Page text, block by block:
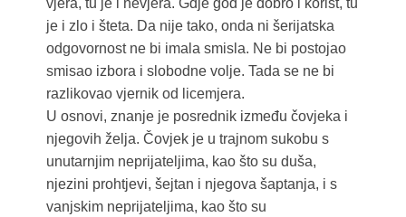
vjera, tu je i nevjera. Gdje god je dobro i korist, tu
je i zlo i šteta. Da nije tako, onda ni šerijatska
odgovornost ne bi imala smisla. Ne bi postojao
smisao izbora i slobodne volje. Tada se ne bi
razlikovao vjernik od licemjera.
U osnovi, znanje je posrednik između čovjeka i
njegovih želja. Čovjek je u trajnom sukobu s
unutarnjim neprijateljima, kao što su duša,
njezini prohtjevi, šejtan i njegova šaptanja, i s
vanjskim neprijateljima, kao što su